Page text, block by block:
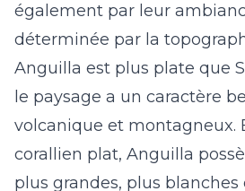
également par leur
déterminée par la
Anguilla est plus plate que
le paysage a un caractère
volcanique et montagneux.
corallien plat, Anguilla
plus grandes, plus blanches